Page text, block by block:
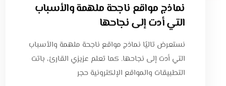
نماذج مواقع ناجحة ملهمة والأسباب
التي أدت إلى نجاحها
نستعرض تاليًا نماذج مواقع ناجحة ملهمة والأسباب
التي أدت إلى نجاحها. كما تعلم عزيزي القارئ، باتت
التطبيقات والمواقع الإلكترونية حجر